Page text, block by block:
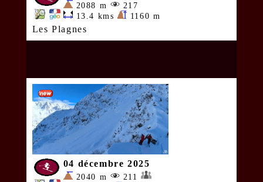
2088 m
217
13.4 kms
1160 m
Les Plagnes
04 décembre 2025
2040 m
211